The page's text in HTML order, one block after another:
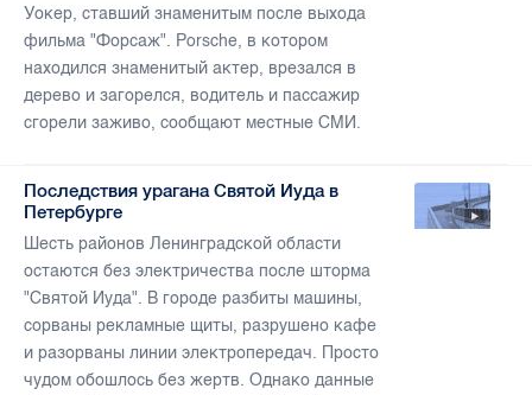
Уокер, ставший знаменитым после выхода
фильма "Форсаж". Porsche, в котором
находился знаменитый актер, врезался в
дерево и загорелся, водитель и пассажир
сгорели заживо, сообщают местные СМИ.
Последствия урагана Святой Иуда в
Петербурге
Шесть районов Ленинградской области
остаются без электричества после шторма
"Святой Иуда". В городе разбиты машины,
сорваны рекламные щиты, разрушено кафе
и разорваны линии электропередач. Просто
чудом обошлось без жертв. Однако данные